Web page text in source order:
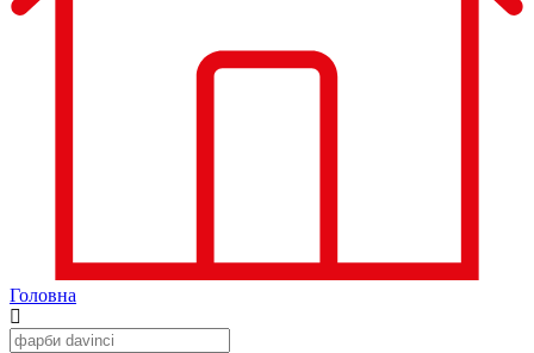
Головна